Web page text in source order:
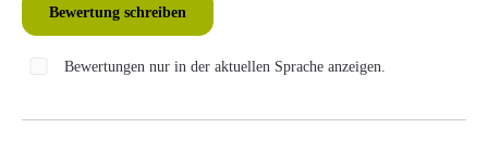
Bewertung schreiben
Bewertungen nur in der aktuellen Sprache anzeigen.